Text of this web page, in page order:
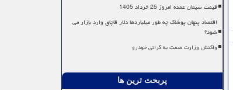
قیمت سیمان عمده امروز 25 خرداد 1405
اقتصاد پنهان پوشاک چه طور میلیاردها دلار قاچاق وارد بازار می
شود؟
واکنش وزارت صمت به گرانی خودرو
پربحث ترین ها